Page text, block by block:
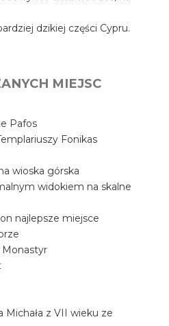
dzikiej części Cypru.
MIEJSC
Pafos
Fonikas
wioska górska
widokiem na skalne
najlepsze miejsce
Monastyr
Michała z VII wieku ze